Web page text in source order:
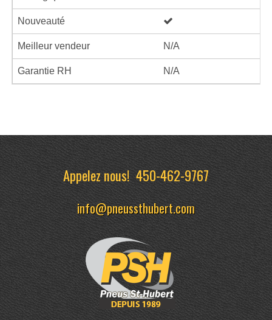
Nouveauté
Meilleur vendeur N/A
Garantie RH N/A
Appelez nous!450-462-9767
info@pneussthubert.com